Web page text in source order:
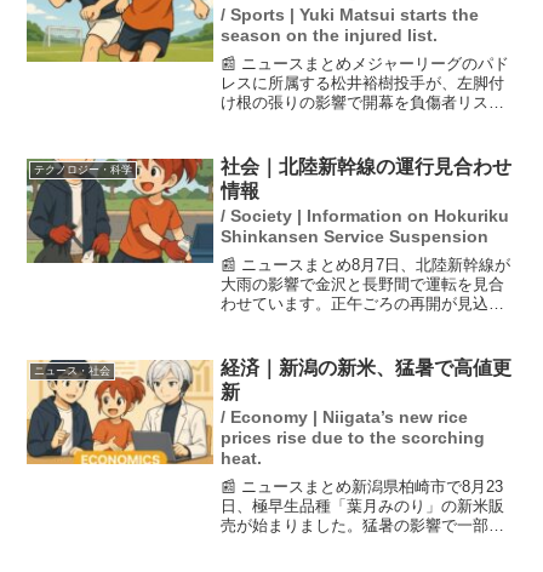
/ Sports | Yuki Matsui starts the
season on the injured list.
📰 ニュースまとめメジャーリーグのパド
レスに所属する松井裕樹投手が、左脚付
け根の張りの影響で開幕を負傷者リスト
メントしています。松井は30歳で、MLB
での活躍が期待さ...
テクノロジー・科学
社会｜北陸新幹線の運行見合わせ
情報
/ Society | Information on Hokuriku
Shinkansen Service Suspension
📰 ニュースまとめ8月7日、北陸新幹線が
大雨の影響で金沢と長野間で運転を見合
わせています。正午ごろの再開が見込ま
日本海側では活発な雨雲が発生してお
り、北陸を中心に警戒が...
ニュース・社会
経済｜新潟の新米、猛暑で高値更
新
/ Economy | Niigata’s new rice
prices rise due to the scorching
heat.
📰 ニュースまとめ新潟県柏崎市で8月23
日、極早生品種「葉月みのり」の新米販
売が始まりました。猛暑の影響で一部は2